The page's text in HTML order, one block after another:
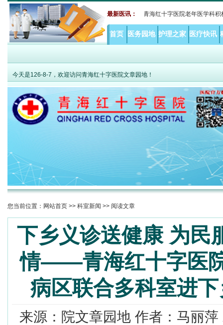
最新医讯：
年共病难题 MDT打破综合诊疗瓶颈——青海红十字医院老年医学科积极推行老年
首页 医务园地 护理之家 医疗快讯
今天是126-8-7，欢迎访问青海红十字医院文章园地！
您当前位置： 网站首页 >> 科室新闻 >> 阅读文章
下乡义诊送健康 为民
情——青海红十字医
病区联合多科室进
来源：院文章园地 作者：马丽